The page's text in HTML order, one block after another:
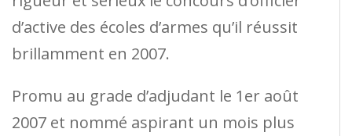
d’active des écoles d’armes qu’il réussit
brillamment en 2007.
Promu au grade d’adjudant le 1er août
2007 et nommé aspirant un mois plus